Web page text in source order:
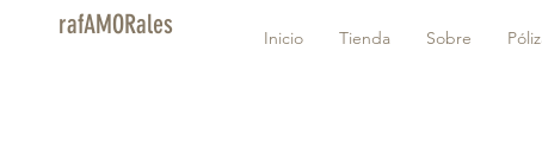
rafAMORales Inicio Tienda Sobre